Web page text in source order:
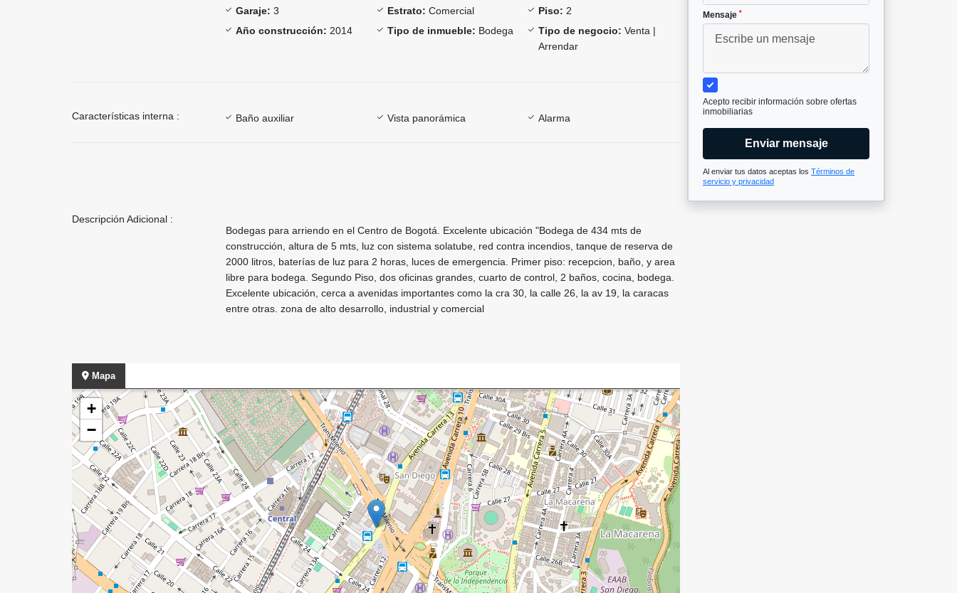
Garaje: 3 Estrato: Comercial Piso: 2
Año construcción: 2014 Tipo de inmueble: Bodega Tipo de negocio: Venta |
Arrendar
Características interna : Baño auxiliar Vista panorámica Alarma
Descripción Adicional :
Bodegas para arriendo en el Centro de Bogotá. Excelente ubicación "Bodega de 434 mts de
construcción, altura de 5 mts, luz con sistema solatube, red contra incendios, tanque de reserva de
2000 litros, baterías de luz para 2 horas, luces de emergencia. Primer piso: recepcion, baño, y area
libre para bodega. Segundo Piso, dos oficinas grandes, cuarto de control, 2 baños, cocina, bodega.
Excelente ubicación, cerca a avenidas importantes como la cra 30, la calle 26, la av 19, la caracas
entre otras. zona de alto desarrollo, industrial y comercial
Mapa
+
−
Mensaje *
Acepto recibir información sobre ofertas
inmobiliarias
Enviar mensaje
Al enviar tus datos aceptas los Términos de
servicio y privacidad